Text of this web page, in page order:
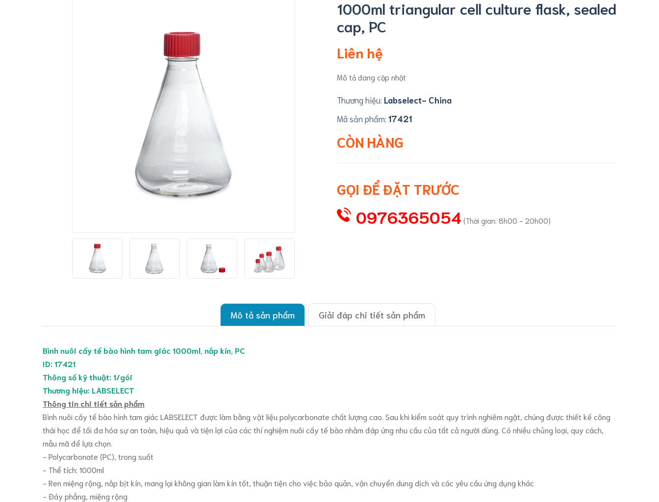
1000ml triangular cell culture flask, sealed
cap, PC
Liên hệ
Mô tả đang cập nhật
Thương hiệu: Labselect- China
Mã sản phẩm: 17421
CÒN HÀNG
GỌI ĐỂ ĐẶT TRƯỚC
0976365054 (Thời gian: 8h00 - 20h00)
Mô tả sản phẩm Giải đáp chi tiết sản phẩm
Bình nuôi cấy tế bào hình tam giác 1000ml, nắp kín, PC
ID: 17421
Thông số kỹ thuật: 1/gói
Thương hiệu: LABSELECT
Thông tin chi tiết sản phẩm
Bình nuôi cấy tế bào hình tam giác LABSELECT được làm bằng vật liệu polycarbonate chất lượng cao. Sau khi kiểm soát quy trình nghiêm ngặt, chúng được thiết kế công
thái học để tối đa hóa sự an toàn, hiệu quả và tiện lợi của các thí nghiệm nuôi cấy tế bào nhằm đáp ứng nhu cầu của tất cả người dùng. Có nhiều chủng loại, quy cách,
mẫu mã để lựa chọn.
- Polycarbonate (PC), trong suốt
- Thể tích: 1000ml
- Ren miệng rộng, nắp bịt kín, mang lại không gian làm kín tốt, thuận tiện cho việc bảo quản, vận chuyển dung dịch và các yêu cầu ứng dụng khác
- Đáy phẳng, miệng rộng